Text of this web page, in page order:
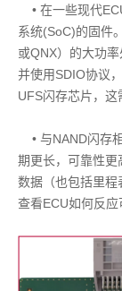
• 在一些现代
系统(SoC)的固件
或QNX）的大功
并使用SDIO协议
UFS闪存芯片，这
• 与NAND闪存相
期更长，可靠性更
数据（也包括里程
查看ECU如何反应